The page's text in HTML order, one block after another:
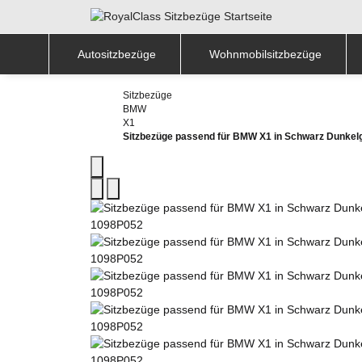
Autositzbezüge Wohnmobilsitzbezüge
Sitzbezüge
BMW
X1
Sitzbezüge passend für BMW X1 in Schwarz